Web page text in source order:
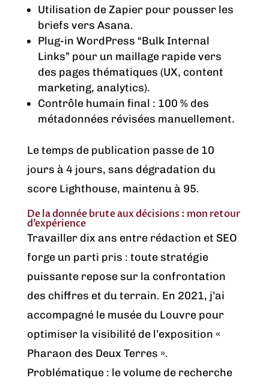
Utilisation de Zapier pour pousser les
briefs vers Asana.
Plug-in WordPress “Bulk Internal
Links” pour un maillage rapide vers
des pages thématiques (UX, content
marketing, analytics).
Contrôle humain final : 100 % des
métadonnées révisées manuellement.
Le temps de publication passe de 10
jours à 4 jours, sans dégradation du
score Lighthouse, maintenu à 95.
De la donnée brute aux décisions : mon retour
d’expérience
Travailler dix ans entre rédaction et SEO
forge un parti pris : toute stratégie
puissante repose sur la confrontation
des chiffres et du terrain. En 2021, j’ai
accompagné le musée du Louvre pour
optimiser la visibilité de l’exposition «
Pharaon des Deux Terres ».
Problématique : le volume de recherche